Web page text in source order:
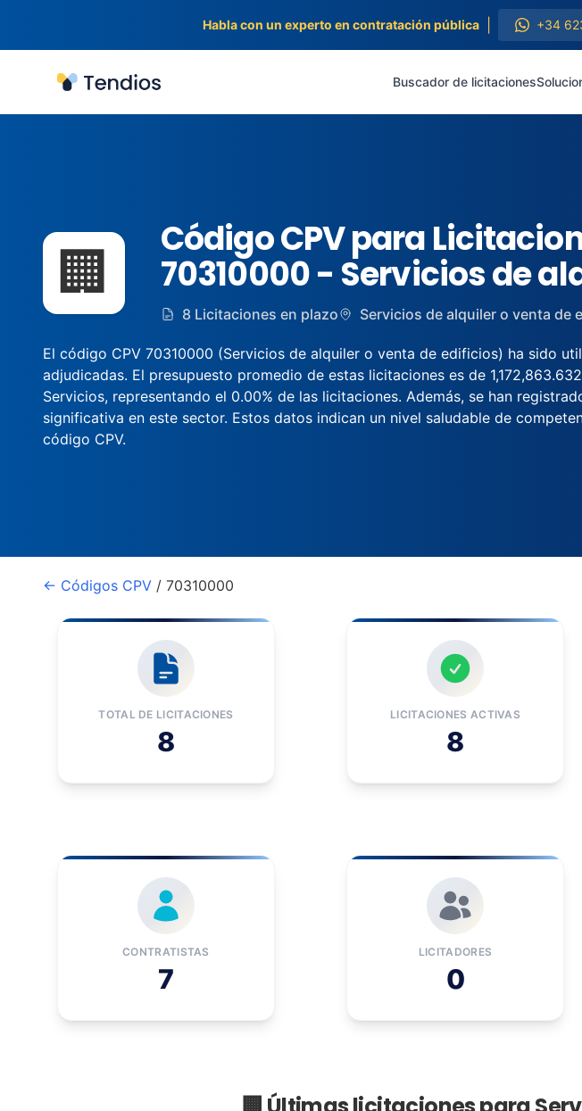
Habla con un experto en contratación pública +34
Tendios Buscador de licitaciones
🏢
Código CPV para
70310000 - Servicios de
8 Licitaciones en plazo Servicios de alquiler o venta de
El código CPV 70310000 (Servicios de alquiler o venta de edificios) ha sido
adjudicadas. El presupuesto promedio de estas licitaciones es de
Servicios, representando el 0.00% de las licitaciones. Además, se han
significativa en este sector. Estos datos indican un nivel saludable de
código CPV.
← Códigos CPV / 70310000
TOTAL DE LICITACIONES
8
LICITACIONES ACTIVAS
8
CONTRATISTAS
7
LICITADORES
0